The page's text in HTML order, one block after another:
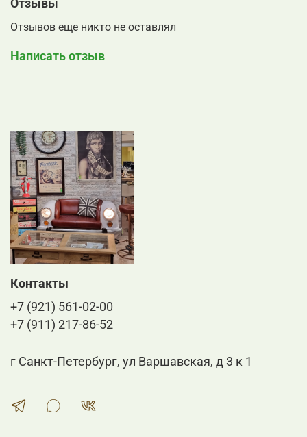
Отзывы
Отзывов еще никто не оставлял
Написать отзыв
Контакты
+7 (921) 561-02-00
+7 (911) 217-86-52
г Санкт-Петербург, ул Варшавская, д 3 к 1